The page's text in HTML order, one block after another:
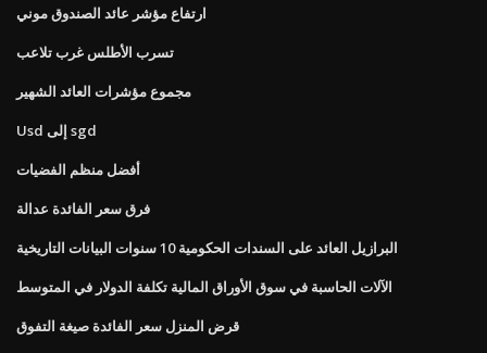
ارتفاع مؤشر عائد الصندوق موني
تسرب الأطلس غرب تلاعب
مجموع مؤشرات العائد الشهير
Usd إلى sgd
أفضل منظم الفضيات
فرق سعر الفائدة عدالة
البرازيل العائد على السندات الحكومية 10 سنوات البيانات التاريخية
الآلات الحاسبة في سوق الأوراق المالية تكلفة الدولار في المتوسط
قرض المنزل سعر الفائدة صيغة التفوق